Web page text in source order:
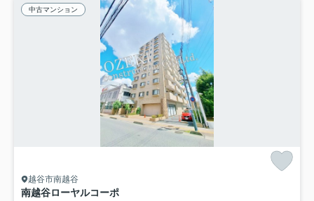
中古マンション
越谷市南越谷
南越谷ローヤルコーポ